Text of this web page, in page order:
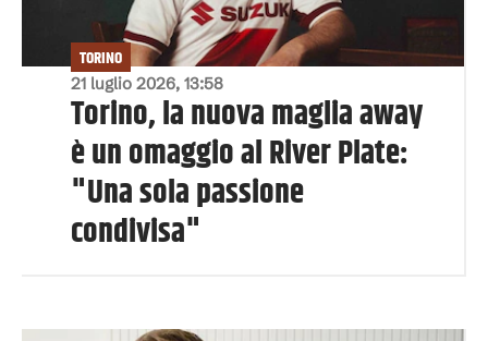
21 luglio 2026, 13:58
TORINO
Torino, la nuova maglia away
è un omaggio al River Plate:
"Una sola passione
condivisa"